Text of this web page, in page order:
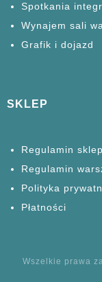
Spotkania
Wynajem sali
Grafik i dojazd
SKLEP
Regulamin
Regulamin
Polityka
Płatności
Wszelkie prawa